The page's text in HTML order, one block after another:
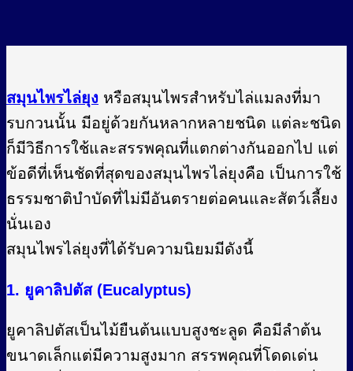
สมุนไพรไล่ยุง หรือสมุนไพรสำหรับไล่แมลงที่มา
รบกวนนั้น มีอยู่ด้วยกันหลากหลายชนิด แต่ละชนิด
ก็มีวิธีการใช้และสรรพคุณที่แตกต่างกันออกไป แต่
ข้อดีที่เห็นชัดที่สุดของสมุนไพรไล่ยุงคือ เป็นการใช้
ธรรมชาติบำบัดที่ไม่มีอันตรายต่อคนและสัตว์เลี้ยง
นั่นเอง
สมุนไพรไล่ยุงที่ได้รับความนิยมมีดังนี้
1. ยูคาลิปตัส (Eucalyptus)
ยูคาลิปตัสเป็นไม้ยืนต้นแบบสูงชะลูด คือมีลำต้น
ขนาดเล็กแต่มีความสูงมาก สรรพคุณที่โดดเด่น